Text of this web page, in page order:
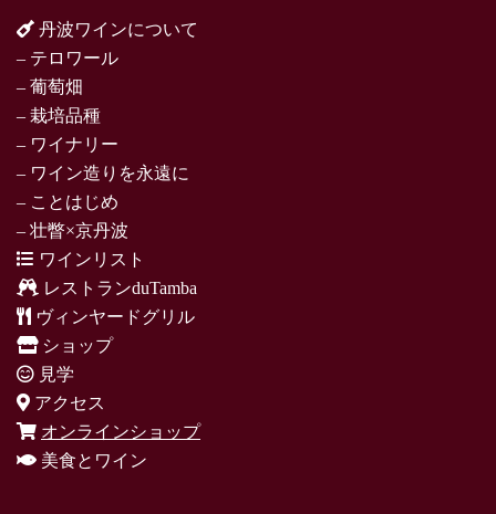
丹波ワインについて
– テロワール
– 葡萄畑
– 栽培品種
– ワイナリー
– ワイン造りを永遠に
– ことはじめ
– 壮瞥×京丹波
ワインリスト
レストランduTamba
ヴィンヤードグリル
ショップ
見学
アクセス
オンラインショップ
美食とワイン